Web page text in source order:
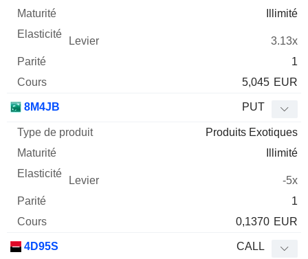
Illimité
3.13x
1
5,045 EUR
8M4JB PUT
Produits Exotiques
Illimité
-5x
1
0,1370 EUR
4D95S CALL